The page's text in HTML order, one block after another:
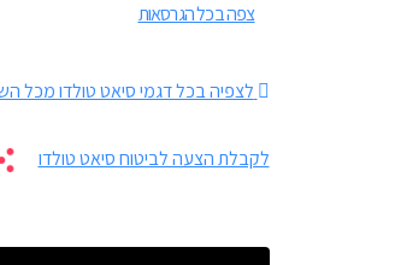
צפה בכל הגרסאות
לצפיה בכל דגמי סיאט טולדו מכל
לקבלת הצעה לביטוח סיאט טולדו